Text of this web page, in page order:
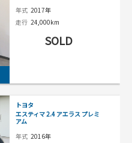
年式 2017年
走行 24,000km
SOLD
トヨタ
エスティマ 2.4 アエラス プレミ
アム
年式 2016年